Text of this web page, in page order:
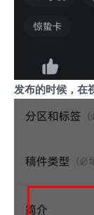
发布的时候，在